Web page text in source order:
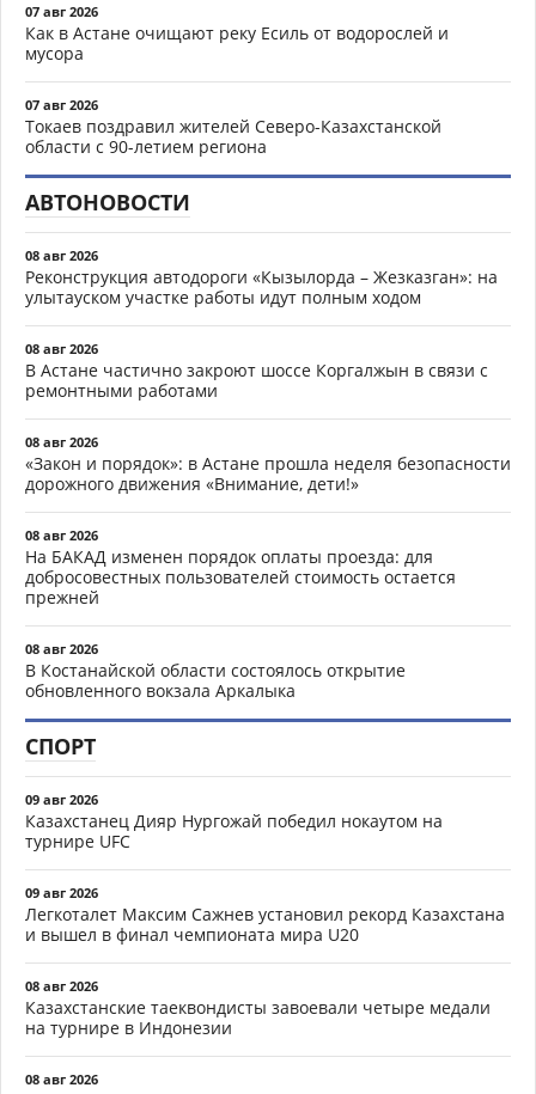
07 авг 2026
Как в Астане очищают реку Есиль от водорослей и
мусора
07 авг 2026
Токаев поздравил жителей Северо-Казахстанской
области с 90-летием региона
АВТОНОВОСТИ
08 авг 2026
Реконструкция автодороги «Кызылорда – Жезказган»: на
улытауском участке работы идут полным ходом
08 авг 2026
В Астане частично закроют шоссе Коргалжын в связи с
ремонтными работами
08 авг 2026
«Закон и порядок»: в Астане прошла неделя безопасности
дорожного движения «Внимание, дети!»
08 авг 2026
На БАКАД изменен порядок оплаты проезда: для
добросовестных пользователей стоимость остается
прежней
08 авг 2026
В Костанайской области состоялось открытие
обновленного вокзала Аркалыка
СПОРТ
09 авг 2026
Казахстанец Дияр Нургожай победил нокаутом на
турнире UFC
09 авг 2026
Легкоталет Максим Сажнев установил рекорд Казахстана
и вышел в финал чемпионата мира U20
08 авг 2026
Казахстанские таеквондисты завоевали четыре медали
на турнире в Индонезии
08 авг 2026